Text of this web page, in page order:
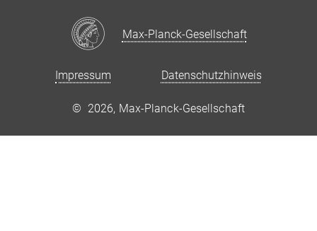
Max-Planck-Gesellschaft
Impressum Datenschutzhinweis
© 2026, Max-Planck-Gesellschaft